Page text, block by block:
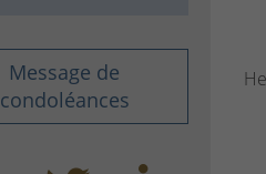
Message de
condoléances